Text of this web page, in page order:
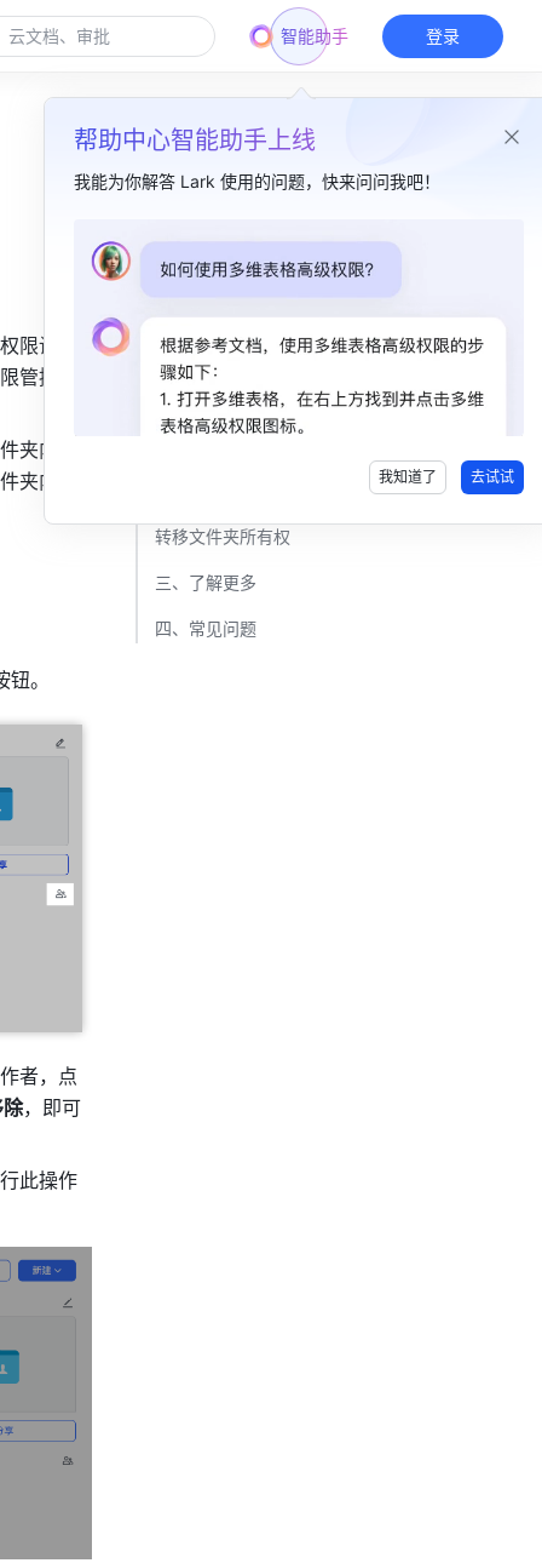
智能助手
帮助中心智能助手上线
我能为你解答 Lark 使用的问题，快来问问我吧！
我知道了 去试试
登录
限设置
管控的
夹内文
夹内文
钮。
者，点
，即可
此操作
本篇目录
二、操作流程​
管理文件夹协作者 ​
调整文件夹中文档或子文件夹的协作者和权限设置​
转移文件夹所有权 ​
三、了解更多​
四、常见问题​